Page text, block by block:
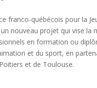
franco-québécois pour la
un nouveau projet qui vise la
en formation ou
et du sport, en
et de Toulouse.